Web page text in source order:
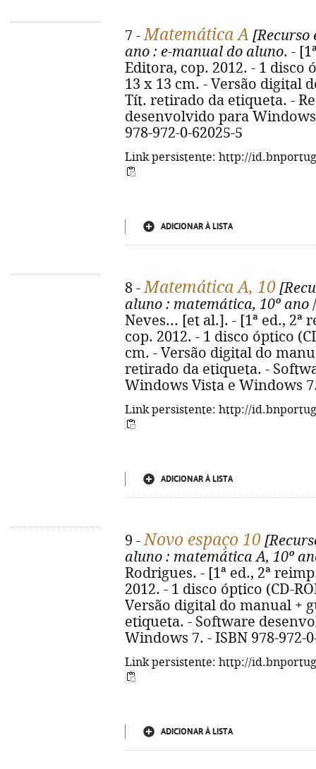
7 -Matemática A [Recurso
ano : e-manual do aluno. -
Editora, cop. 2012. - 1 disco
13 x 13 cm. - Versão digital
Tít. retirado da etiqueta. -
desenvolvido para
978-972-0-62025-5
Link persistente: http://
ADICIONAR À LISTA
8 -Matemática A, 10
aluno : matemática, 10º ano
Neves... [et al.]. - [1ª ed., 2ª
cop. 2012. - 1 disco óptico
cm. - Versão digital do
retirado da etiqueta. -
Windows Vista e Windows
Link persistente: http://
ADICIONAR À LISTA
9 -Novo espaço 10
aluno : matemática A, 10º
Rodrigues. - [1ª ed., 2ª
2012. - 1 disco óptico (CD-
Versão digital do manual +
etiqueta. - Software
Windows 7. - ISBN 978-972-
Link persistente: http://
ADICIONAR À LISTA